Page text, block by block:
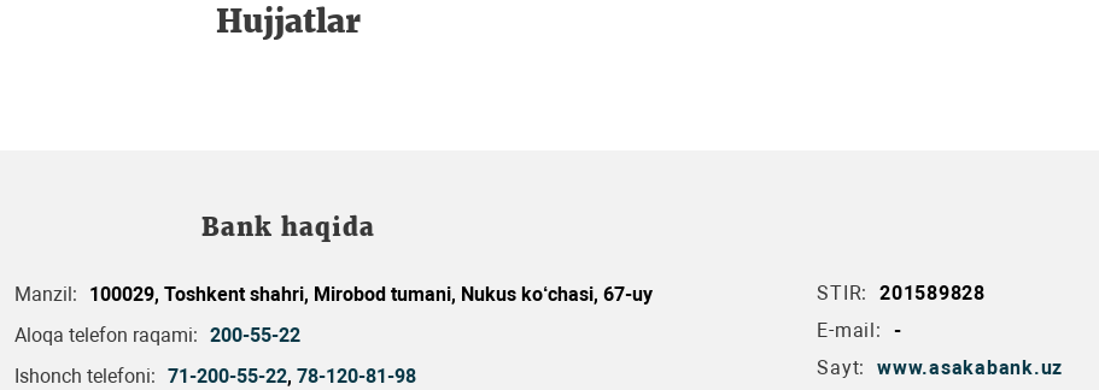
Hujjatlar
Bank haqida
Manzil:
100029, Toshkent shahri, Mirobod tumani, Nukus ko‘chasi, 67-uy
Aloqa telefon raqami: 200-55-22
Ishonch telefoni: 71-200-55-22, 78-120-81-98
STIR:
201589828
E-mail:
-
Sayt:
www.asakabank.uz